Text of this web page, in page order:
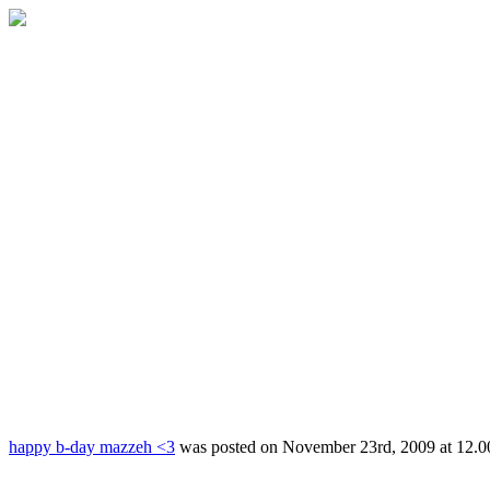
happy b-day mazzeh <3 was posted on November 23rd, 2009 at